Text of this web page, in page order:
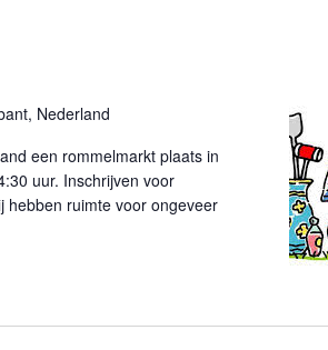
Nederland
een rommelmarkt plaats in
uur. Inschrijven voor
hebben ruimte voor ongeveer